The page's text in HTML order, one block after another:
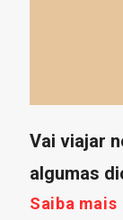
Vai viajar
algumas
Saiba mais